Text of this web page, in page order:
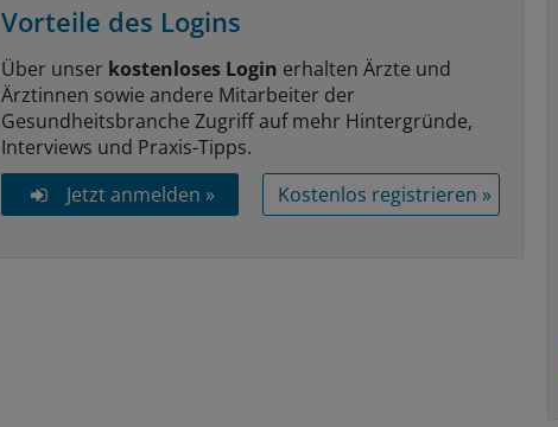
Vorteile des Logins
Über unser kostenloses Login erhalten Ärzte und
Ärztinnen sowie andere Mitarbeiter der
Gesundheitsbranche Zugriff auf mehr Hintergründe,
Interviews und Praxis-Tipps.
Jetzt anmelden »
Kostenlos registrieren »